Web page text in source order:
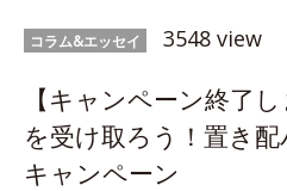
コラム&エッセイ 3548 view
【キャンペーン終了
を受け取ろう！置き
キャンペーン